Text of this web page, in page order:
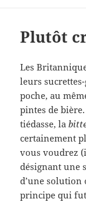
Plutôt
Les
leurs
poche, au
pintes de
tiédasse, la
certainement
vous voudrez
désignant une
d’une solution
principe qui